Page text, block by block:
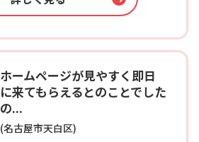
ホームページが見やすく即日
に来てもらえるとのことでした
の...
(名古屋市天白区)